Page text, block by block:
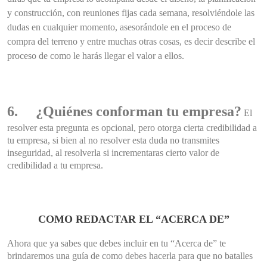
y construcción, con reuniones fijas cada semana, resolviéndole las
dudas en cualquier momento, asesorándole en el proceso de
compra del terreno y entre muchas otras cosas, es decir describe el
proceso de como le harás llegar el valor a ellos.
6. ¿Quiénes conforman tu empresa? El
resolver esta pregunta es opcional, pero otorga cierta credibilidad a
tu empresa, si bien al no resolver esta duda no transmites
inseguridad, al resolverla si incrementaras cierto valor de
credibilidad a tu empresa.
COMO REDACTAR EL “ACERCA DE”
Ahora que ya sabes que debes incluir en tu “Acerca de” te
brindaremos una guía de como debes hacerla para que no batalles